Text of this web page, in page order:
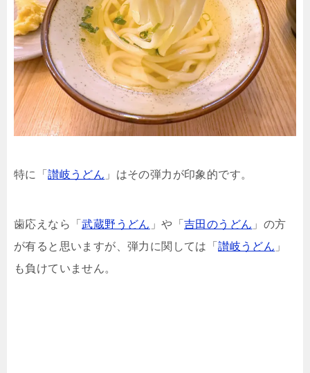
特に「讃岐うどん 」はその弾力が印象的です。
歯応えなら「武蔵野うどん 」や「吉田のうどん 」の方
が有ると思いますが、弾力に関しては「讃岐うどん 」
も負けていません。